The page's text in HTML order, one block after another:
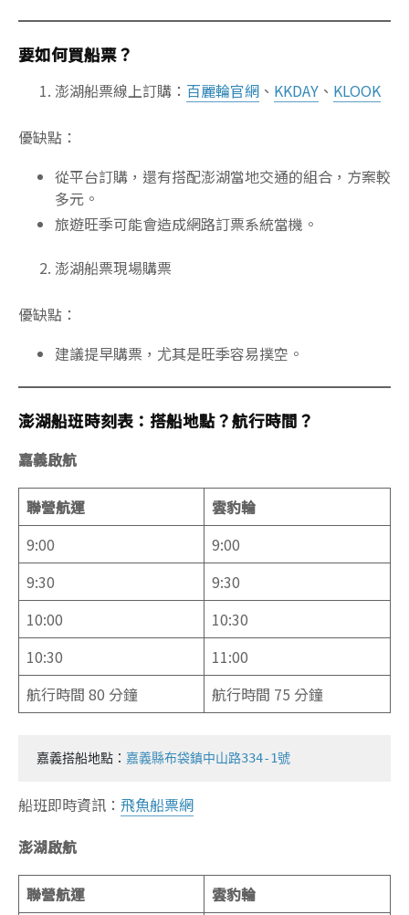
要如何買船票？
澎湖船票線上訂購： 百麗輪官網 、 KKDAY 、 KLOOK
優缺點：
從平台訂購，還有搭配澎湖當地交通的組合，方案較
多元。
旅遊旺季可能會造成網路訂票系統當機。
澎湖船票現場購票
優缺點：
建議提早購票，尤其是旺季容易撲空。
澎湖船班時刻表：搭船地點？航行時間？
嘉義啟航
聯營航運
雲豹輪
9:00
9:00
9:30
9:30
10:00
10:30
10:30
11:00
航行時間 80 分鐘
航行時間 75 分鐘
嘉義搭船地點： 嘉義縣布袋鎮中山路334-1號
船班即時資訊： 飛魚船票網
澎湖啟航
聯營航運 雲豹輪